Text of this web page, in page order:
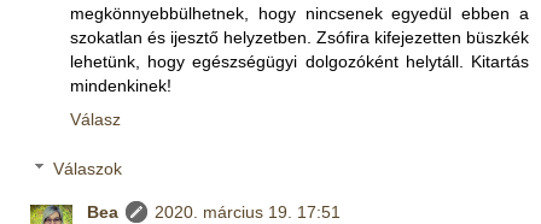
megkönnyebbülhetnek, hogy nincsenek egyedül ebben a
szokatlan és ijesztő helyzetben. Zsófira kifejezetten büszkék
lehetünk, hogy egészségügyi dolgozóként helytáll. Kitartás
mindenkinek!
Válasz
Válaszok
Bea
2020. március 19. 17:51